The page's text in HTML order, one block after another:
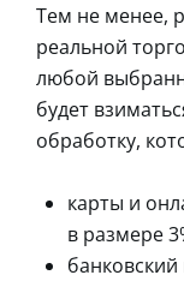
Тем не менее,
реальной
любой
будет
обработку,
карты и
в размере